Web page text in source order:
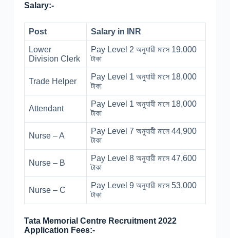
Salary:-
Post Salary in INR
Lower
Division Clerk
Pay Level 2 অনুযায়ী মাসে 19,000
টাকা
Trade Helper
Pay Level 1 অনুযায়ী মাসে 18,000
টাকা
Attendant
Pay Level 1 অনুযায়ী মাসে 18,000
টাকা
Nurse – A
Pay Level 7 অনুযায়ী মাসে 44,900
টাকা
Nurse – B
Pay Level 8 অনুযায়ী মাসে 47,600
টাকা
Nurse – C
Pay Level 9 অনুযায়ী মাসে 53,000
টাকা
Tata Memorial Centre Recruitment 2022
Application Fees:-